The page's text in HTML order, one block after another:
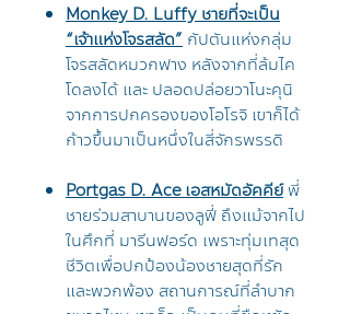
Monkey D. Luffy ชายที่จะเป็น
“เจ้าแห่งโจรสลัด” กัปตันแห่งกลุ่ม
โจรสลัดหมวกฟาง หลังจากที่ล้มไค
โดลงได้ และ ปลอดปล่อยวาโนะคุนิ
จากการปกครองของโอโรจิ เขาก็ได้
ก้าวขึ้นมาเป็นหนึ่งในสี่จักรพรรดิ
Portgas D. Ace เอสหมัดอัคคีย์พี่
ชายร่วมสาบานของลูฟี่ ถึงแม้จากไป
ในศึกที่ มารีนฟอร์ด เพราะทุ่มเทสุด
ชีวิตเพื่อปกป้องน้องชายสุดที่รัก
และพวกพ้อง สถานการณ์ที่ลำบาก